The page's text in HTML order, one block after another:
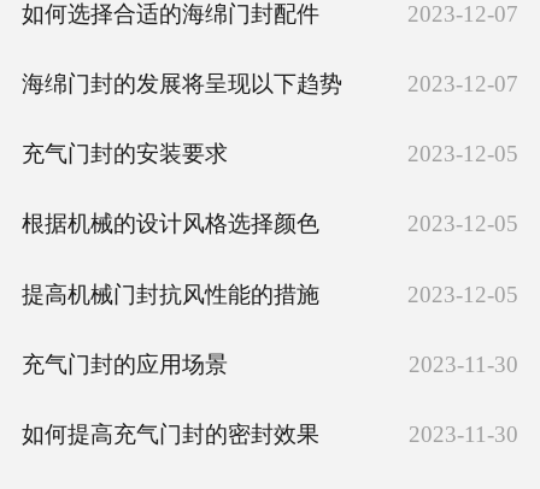
如何选择合适的海绵门封配件 2023-12-07
海绵门封的发展将呈现以下趋势 2023-12-07
充气门封的安装要求 2023-12-05
根据机械的设计风格选择颜色 2023-12-05
提高机械门封抗风性能的措施 2023-12-05
充气门封的应用场景 2023-11-30
如何提高充气门封的密封效果 2023-11-30